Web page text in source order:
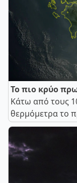
Το πιο κρύο
Κάτω από τους
θερμόμετρα το